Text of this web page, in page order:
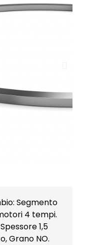
4 tempi.
1,5
Grano NO.